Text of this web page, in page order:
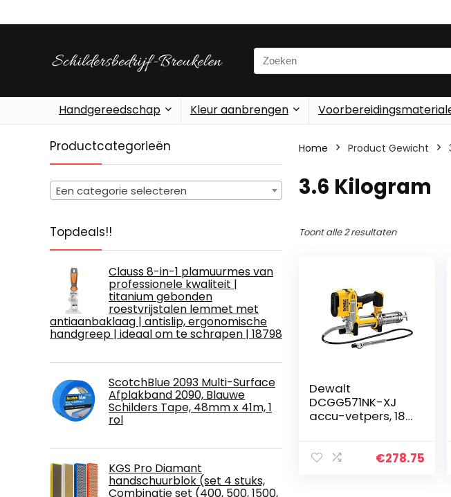
Search
for:
Handgereedschap Kleur aanbrengen
Productcategorieën
Een categorie selecteren
Topdeals!!
Clauss 8-in-1 plamuurmes van
professionele kwaliteit |
titanium gebonden
roestvrijstalen lemmet met
antiaanbaklaag | antislip, ergonomische
handgreep | ideaal om te schrapen | 18798
ScotchBlue 2093 Multi-Surface
Afplakband 2090, Blauwe
Schilders Tape, 48mm x 41m, 1
rol
KGS Pro Diamant
handschuurblok (set 4 stuks,
Combinatie set (400, 500, 1500,
Home Product Gewicht
‎3.6 Kilogram
Toont alle 2 resultaten
Dewalt
DCGG571NK-XJ
accu-vetpers, 18
rig
€278.75